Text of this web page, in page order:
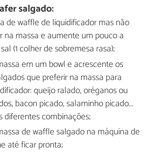
salgado:
de waffle de liquidificador mas não
na massa e aumente um pouco a
(1 colher de sobremesa rasa);
em um bowl e acrescente os
que preferir na massa para
queijo ralado, oréganos ou
bacon picado, salaminho picado...
diferentes combinações;
de waffle salgado na máquina de
até ficar pronta;